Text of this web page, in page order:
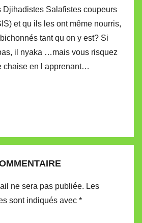
Djihadistes Salafistes coupeurs
et qu ils les ont même nourris,
tant qu on y est? Si
il nyaka …mais vous risquez
chaise en l apprenant…
ne sera pas publiée. Les
sont indiqués avec *